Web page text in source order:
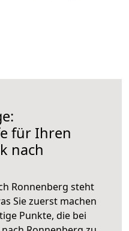
für Ihren
nach
Ronnenberg steht
Sie zuerst machen
Punkte, die bei